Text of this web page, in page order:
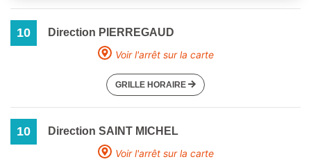
10
Direction PIERREGAUD
Voir l'arrêt sur la carte
GRILLE HORAIRE
10
Direction SAINT MICHEL
Voir l'arrêt sur la carte